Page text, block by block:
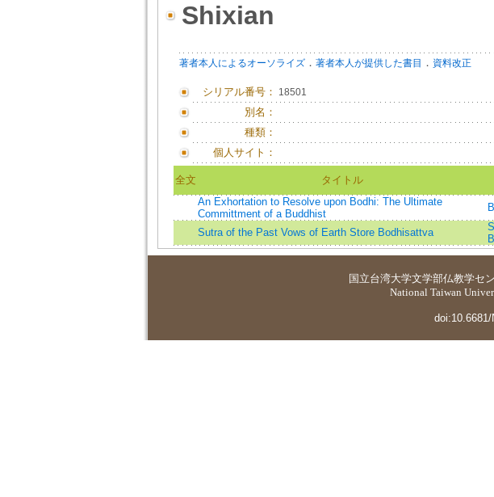
Shixian
著者本人によるオーソライズ． 著者本人が提供した書目 ． 資料改正
シリアル番号： 18501
別名：
種類：
個人サイト：
全文 タイトル
An Exhortation to Resolve upon Bodhi: The Ultimate
Committment of a Buddhist
Sutra of the Past Vows of Earth Store Bodhisattva
国立台湾大学文学部仏教学セ
National Taiwan